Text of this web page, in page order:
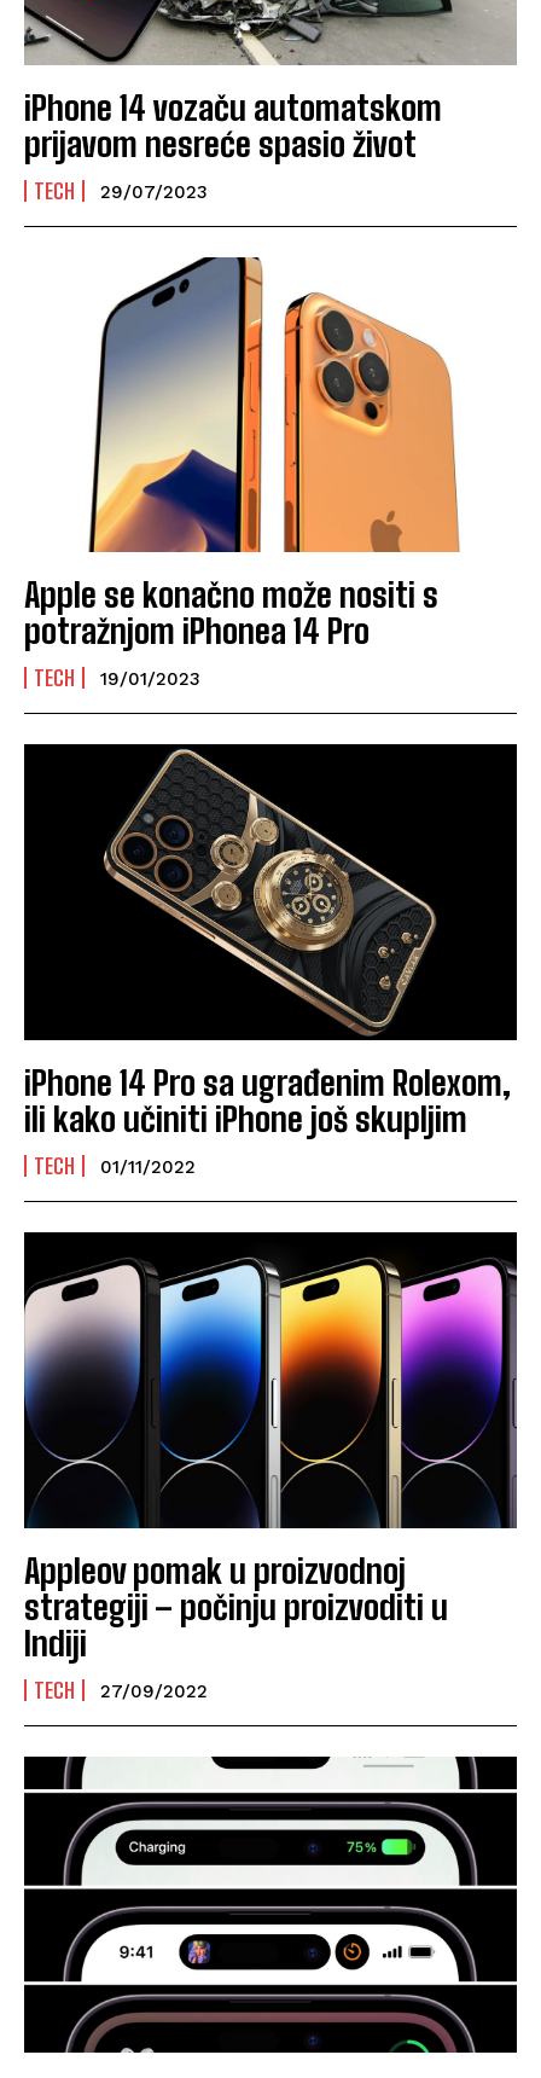
iPhone 14 vozaču automatskom
prijavom nesreće spasio život
TECH 29/07/2023
Apple se konačno može nositi s
potražnjom iPhonea 14 Pro
TECH 19/01/2023
iPhone 14 Pro sa ugrađenim Rolexom,
ili kako učiniti iPhone još skupljim
TECH 01/11/2022
Appleov pomak u proizvodnoj
strategiji – počinju proizvoditi u
Indiji
TECH 27/09/2022